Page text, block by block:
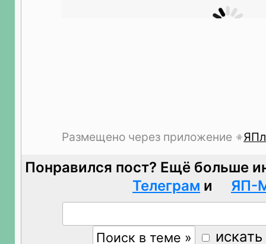
Размещено через приложение
Понравился пост? Ещё больше
Телеграм и ЯП-